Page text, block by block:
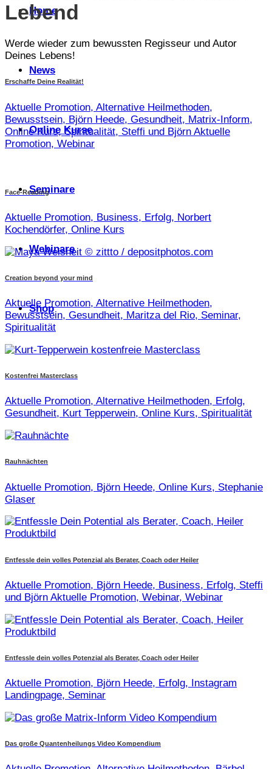
Home
News
Online Kurse
Seminare
Webinare
Shop
Lebend
Werde wieder zum bewussten Regisseur und Autor
Deines Lebens!
Erschaffe Deine Realität!
Aktuelle Promotion, Alternative Heilmethoden,
Bewusstsein, Björn Heede, Gesundheit, Matrix-Inform,
Online Kurs, Spiritualität, Steffi und Björn Aktuelle
Promotion, Webinar
Face-Reading
Aktuelle Promotion, Business, Erfolg, Norbert
Kochendörfer, Online Kurs
Creation beyond your mind
Aktuelle Promotion, Alternative Heilmethoden,
Bewusstsein, Gesundheit, Maritza del Rio, Seminar,
Spiritualität
Kostenfrei Masterclass
Aktuelle Promotion, Alternative Heilmethoden, Erfolg,
Gesundheit, Kurt Tepperwein, Online Kurs, Spiritualität
Rauhnächten
Aktuelle Promotion, Björn Heede, Online Kurs, Stephanie
Glaser
Entfessle dein volles Potenzial als Berater, Coach oder Heiler
Aktuelle Promotion, Björn Heede, Business, Erfolg, Steffi
und Björn Aktuelle Promotion, Webinar, Webinar
Entfessle dein volles Potenzial als Berater, Coach oder Heiler
Aktuelle Promotion, Björn Heede, Erfolg, Instagram
Landingpage, Seminar
Das große Quantenheilungs Video Kompendium